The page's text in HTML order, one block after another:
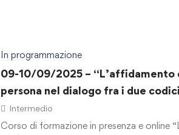
In programmazione
09-10/09/2025 – “L’affidamento
persona nel dialogo fra i due
Intermedio
Corso di formazione in presenza e online